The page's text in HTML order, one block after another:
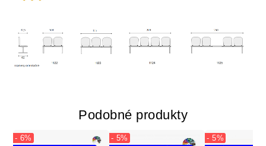
Podobné produkty
- 6% - 5% - 5%